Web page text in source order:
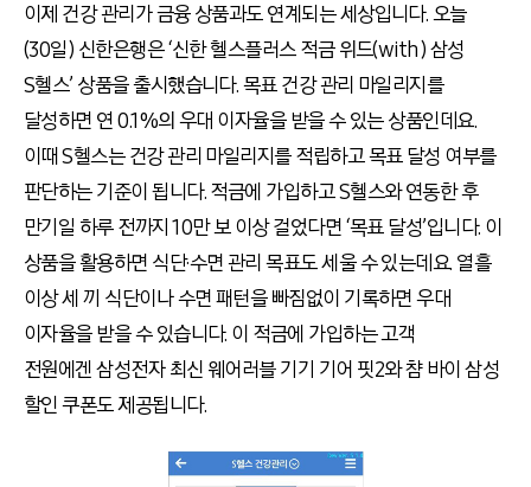
이제 건강 관리가 금융 상품과도 연계되는 세상입니다. 오늘
(30일) 신한은행은 ‘신한 헬스플러스 적금 위드(with) 삼성
S헬스’ 상품을 출시했습니다. 목표 건강 관리 마일리지를
달성하면 연 0.1%의 우대 이자율을 받을 수 있는 상품인데요.
이때 S헬스는 건강 관리 마일리지를 적립하고 목표 달성 여부를
판단하는 기준이 됩니다. 적금에 가입하고 S헬스와 연동한 후
만기일 하루 전까지 10만 보 이상 걸었다면 ‘목표 달성’입니다. 이
상품을 활용하면 식단·수면 관리 목표도 세울 수 있는데요. 열흘
이상 세 끼 식단이나 수면 패턴을 빠짐없이 기록하면 우대
이자율을 받을 수 있습니다. 이 적금에 가입하는 고객
전원에겐 삼성전자 최신 웨어러블 기기 기어 핏2와 챰 바이 삼성
할인 쿠폰도 제공됩니다.